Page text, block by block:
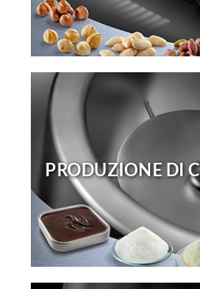
PRODUZIONE DI